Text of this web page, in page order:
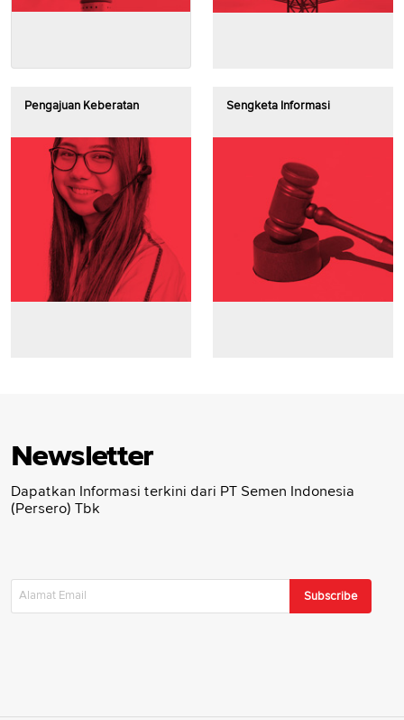
Pengajuan Keberatan Sengketa Informasi
Newsletter
Dapatkan Informasi terkini dari PT Semen Indonesia
(Persero) Tbk
Subscribe